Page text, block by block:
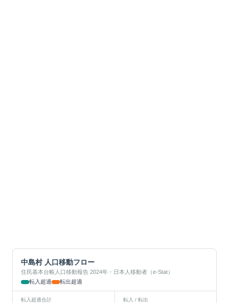
中島村人口移動フロー
住民基本台帳人口移動報告 2024年・日本人移動者（e-Stat）
転入超過
転出超過
転入超過合計 転入 / 転出